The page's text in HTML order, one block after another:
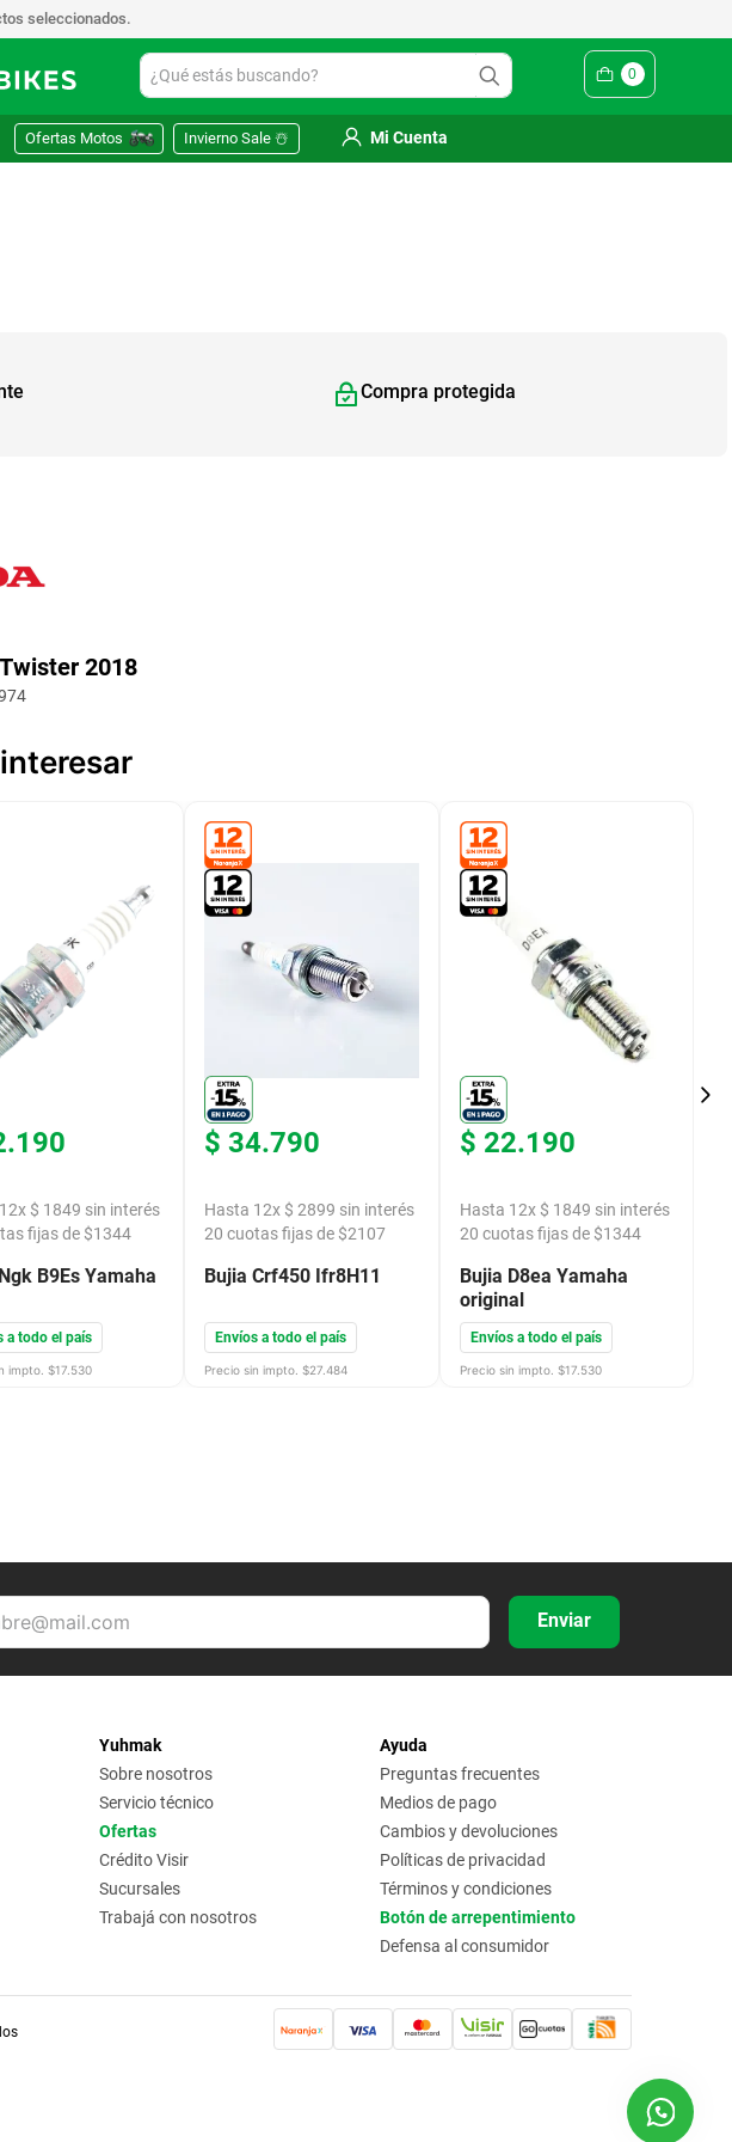
seleccionados.
¿Qué estás buscando? 0
Ofertas Motos Invierno Sale ☃️ Mi Cuenta
Compra protegida
2018
.190
12x $ 1849 sin interés
fijas de $1344
B9Es Yamaha
a todo el país
impto. $17.530
$ 34.790
Hasta 12x $ 2899 sin interés
20 cuotas fijas de $2107
Bujia Crf450 Ifr8H11
Envíos a todo el país
Precio sin impto. $27.484
$ 22.190
Hasta 12x $ 1849 sin interés
20 cuotas fijas de $1344
Bujia D8ea Yamaha
original
Envíos a todo el país
Precio sin impto. $17.530
Enviar
Yuhmak
Sobre nosotros
Servicio técnico
Ofertas
Crédito Visir
Sucursales
Trabajá con nosotros
Ayuda
Preguntas frecuentes
Medios de pago
Cambios y devoluciones
Políticas de privacidad
Términos y condiciones
Botón de arrepentimiento
Defensa al consumidor